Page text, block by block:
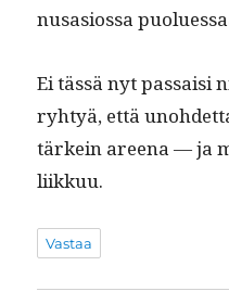
nusasios­sa
Ei tässä nyt pas­saisi
ryhtyä, että
tärkein areena — ja
liikkuu.
Vastaa